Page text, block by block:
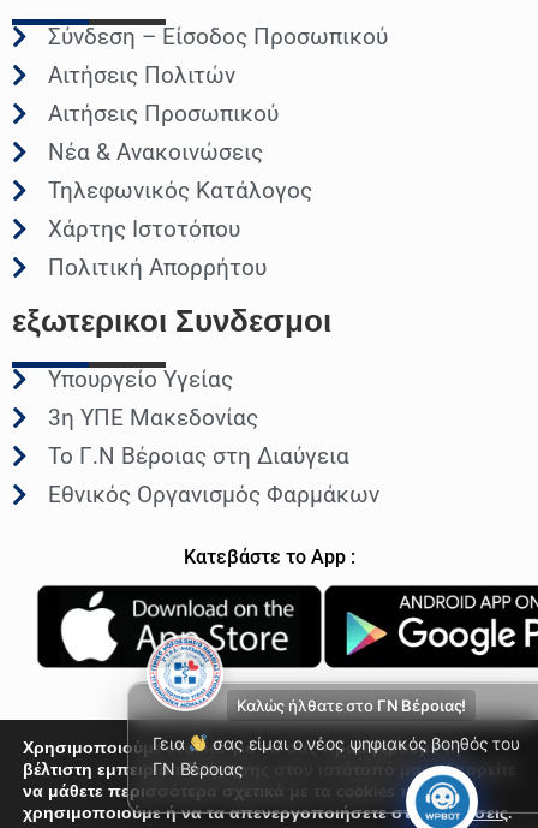
Σύνδεση – Είσοδος Προσωπικού
Αιτήσεις Πολιτών
Αιτήσεις Προσωπικού
Νέα & Ανακοινώσεις
Τηλεφωνικός Κατάλογος
Χάρτης Ιστοτόπου
Πολιτική Απορρήτου
εξωτερικοι Συνδεσμοι
Υπουργείο Υγείας
3η ΥΠΕ Μακεδονίας
Το Γ.Ν Βέροιας στη Διαύγεια
Εθνικός Οργανισμός Φαρμάκων
Κατεβάστε το App :
© Γενικό Νοσοκομείο Βέροιας 2026
Καλώς ήλθατε στο ΓΝ Βέροιας!
Γεια
σας είμαι ο νέος ψηφιακός βοηθός του
ΓΝ Βέροιας
Χρησιμοποιούμε cookies για να σας προσφέρουμε τη
βέλτιστη εμπειρία πλοήγησης στον ιστότοπό μας. Μπορείτε
να μάθετε περισσότερα σχετικά με τα cookies που
χρησιμοποιούμε ή να τα απενεργοποιήσετε στιςΡυθμίσεις.